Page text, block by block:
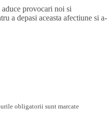
provocari noi si
a depasi aceasta afectiune si a-
obligatorii sunt marcate